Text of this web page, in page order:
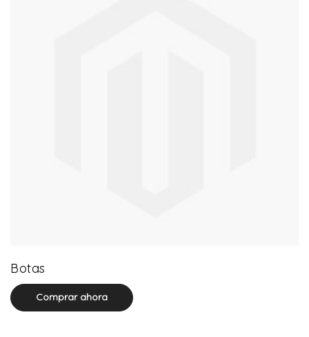
Botas
Comprar ahora